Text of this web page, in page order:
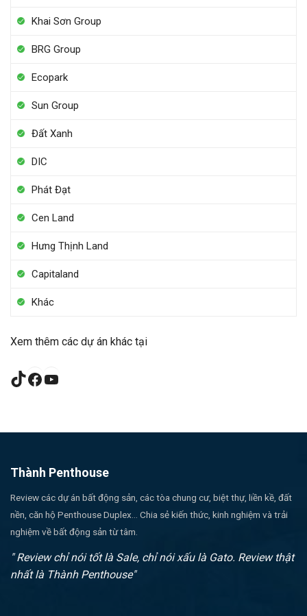
Khai Sơn Group
BRG Group
Ecopark
Sun Group
Đất Xanh
DIC
Phát Đạt
Cen Land
Hưng Thịnh Land
Capitaland
Khác
Xem thêm các dự án khác tại
TikTok
Facebook
Thành Penthouse
Review các dự án bất động sản, các tòa chung cư, biệt thự, liền kề, đất
nền, căn hộ Penthouse Duplex... Chia sẻ kiến thức, kinh nghiệm và trải
nghiệm về bất động sản từ tâm.
" Review chỉ nói tốt là Sale, chỉ nói xấu là Gato. Review thật
nhất là Thành Penthouse"